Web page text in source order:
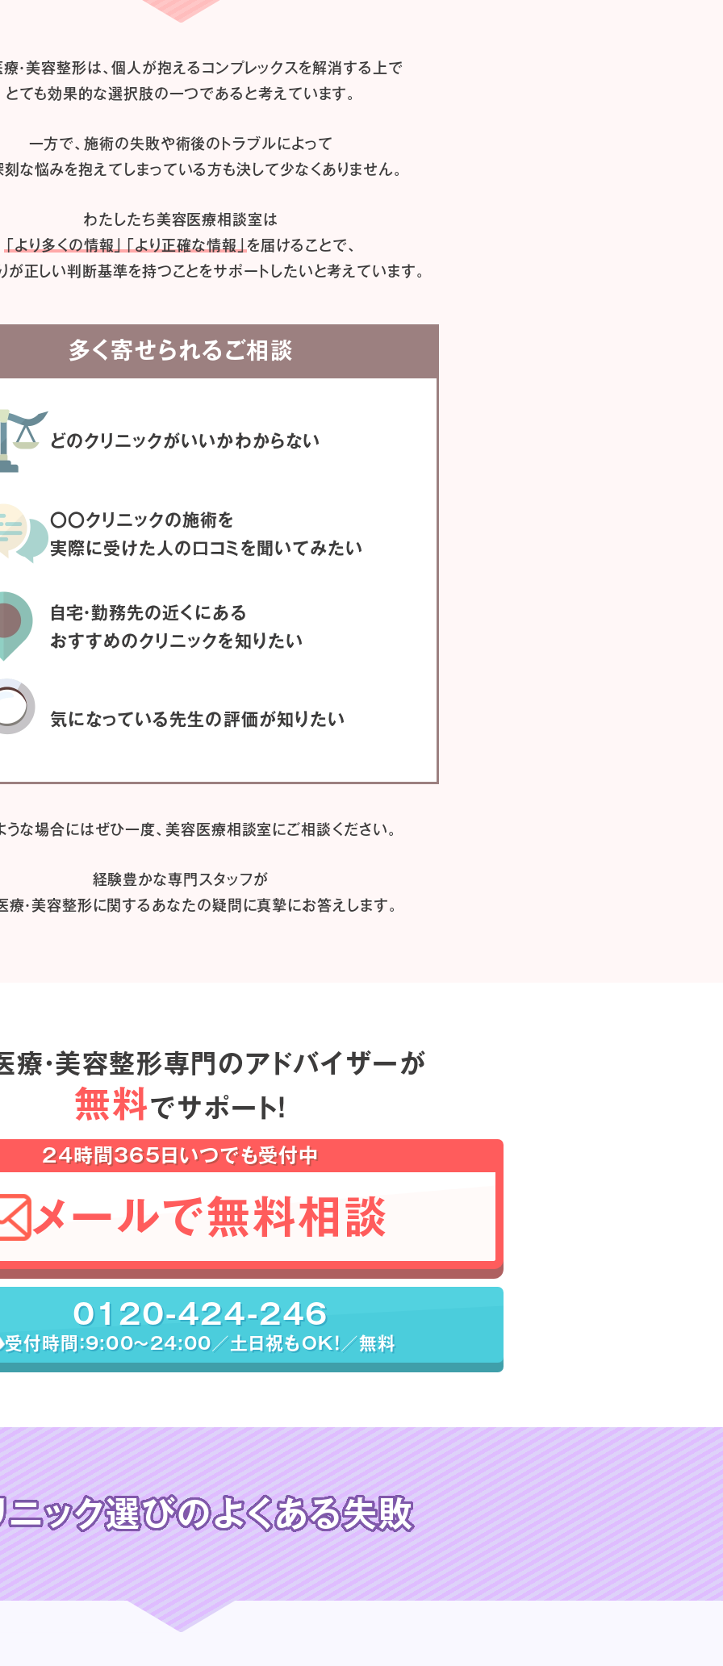
・美容整形は、個人が抱えるコンプレックスを解消する上で
とても効果的な選択肢の一つであると考えています。
一方で、施術の失敗や術後のトラブルによって
な悩みを抱えてしまっている方も決して少なくありません。
わたしたち美容医療相談室は
「より多くの情報」「より正確な情報」を届けることで、
が正しい判断基準を持つことをサポートしたいと考えています。
多く寄せられるご相談
どのクリニックがいいかわからない
〇〇クリニックの施術を
実際に受けた人の口コミを聞いてみたい
自宅・勤務先の近くにある
おすすめのクリニックを知りたい
気になっている先生の評価が知りたい
うな場合にはぜひ一度、美容医療相談室にご相談ください。
経験豊かな専門スタッフが
療・美容整形に関するあなたの疑問に真摯にお答えします。
療・美容整形専門のアドバイザーが
無料でサポート！
24時間365日いつでも受付中
メールで無料相談
0120-424-246
受付時間：9:00〜24:00／土日祝もOK！／無料
ニック選びのよくある失敗